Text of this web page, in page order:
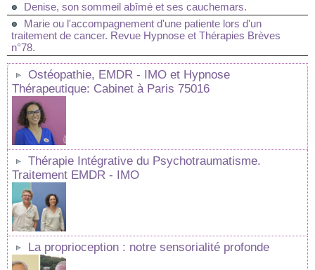
Denise, son sommeil abîmé et ses cauchemars.
Marie ou l'accompagnement d'une patiente lors d'un
traitement de cancer. Revue Hypnose et Thérapies Brèves
n°78.
Ostéopathie, EMDR - IMO et Hypnose
Thérapeutique: Cabinet à Paris 75016
Thérapie Intégrative du Psychotraumatisme.
Traitement EMDR - IMO
La proprioception : notre sensorialité profonde